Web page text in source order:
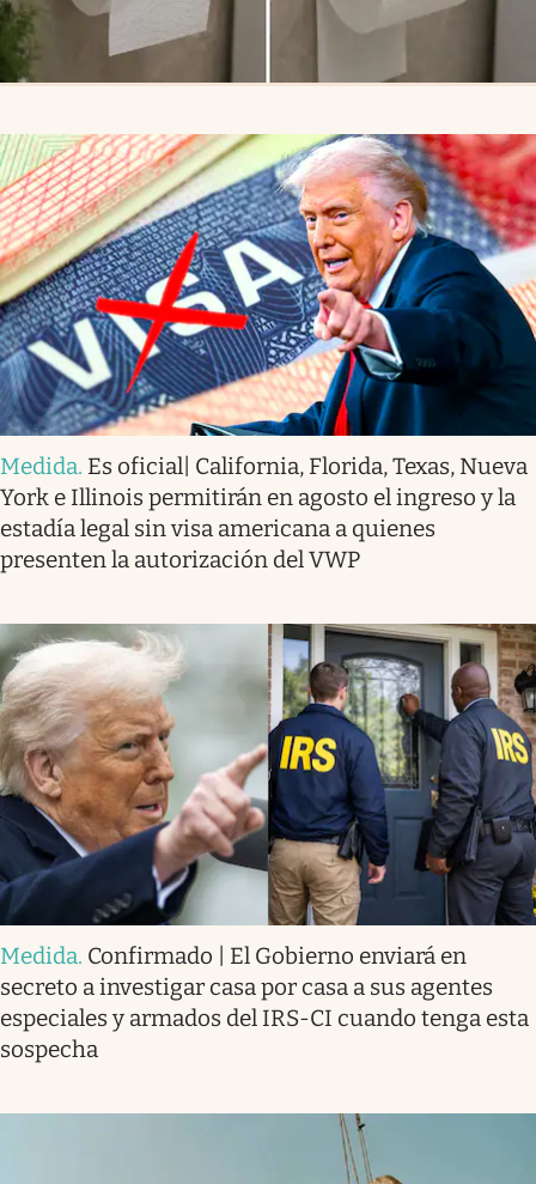
Medida. Es oficial| California, Florida, Texas, Nueva
York e Illinois permitirán en agosto el ingreso y la
estadía legal sin visa americana a quienes
presenten la autorización del VWP
Medida. Confirmado | El Gobierno enviará en
secreto a investigar casa por casa a sus agentes
especiales y armados del IRS-CI cuando tenga esta
sospecha